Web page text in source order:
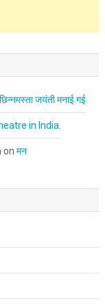
छिन्नमस्ता जयंती मनाई गई
in India.
on मन